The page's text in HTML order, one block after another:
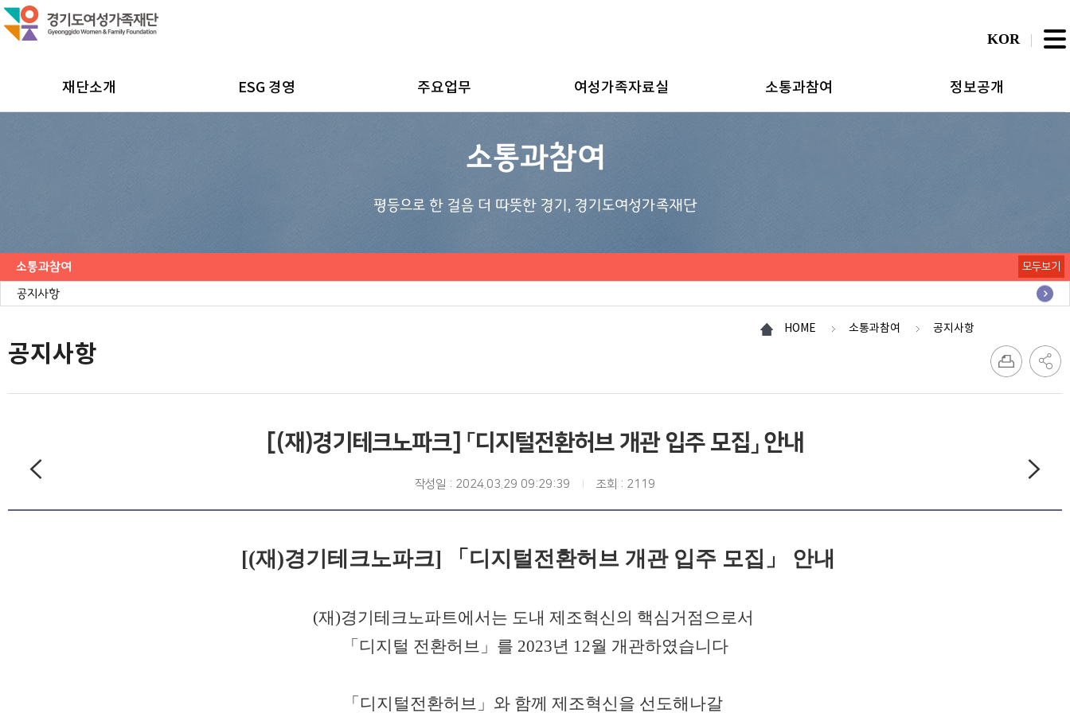
재단소개 ESG 경영 주요업무 여성가족자료실 소통과참여 정보공개
KOR
소통과참여
평등으로 한 걸음 더 따뜻한 경기, 경기도여성가족재단
소통과참여
공지사항
모두보기
HOME 소통과참여 공지사항
공지사항
[(재)경기테크노파크] 「디지털전환허브 개관 입주 모집」 안내
작성일 : 2024.03.29 09:29:39 조회 : 2119
[(재)경기테크노파크] 「디지털전환허브 개관 입주 모집」 안내
(재)경기테크노파트에서는 도내 제조혁신의 핵심거점으로서
「디지털 전환허브」를 2023년 12월 개관하였습니다
「디지털전환허브」와 함께 제조혁신을 선도해나갈